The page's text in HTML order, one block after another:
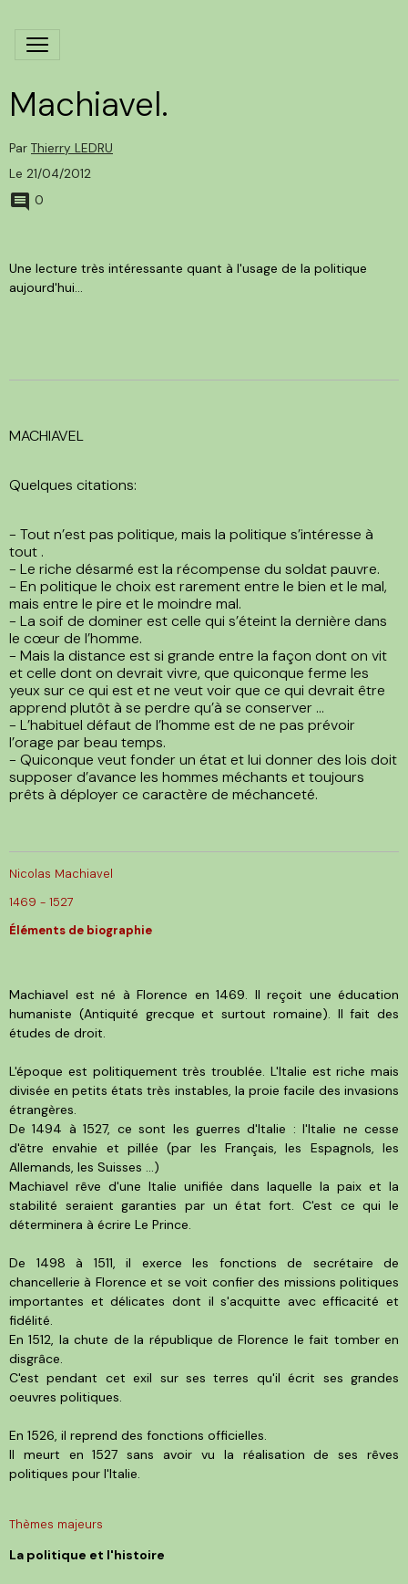
Machiavel.
Par Thierry LEDRU
Le 21/04/2012
0
Une lecture très intéressante quant à l'usage de la politique
aujourd'hui...
MACHIAVEL
Quelques citations:
- Tout n’est pas politique, mais la politique s’intéresse à
tout .
- Le riche désarmé est la récompense du soldat pauvre.
- En politique le choix est rarement entre le bien et le mal,
mais entre le pire et le moindre mal.
- La soif de dominer est celle qui s’éteint la dernière dans
le cœur de l’homme.
- Mais la distance est si grande entre la façon dont on vit
et celle dont on devrait vivre, que quiconque ferme les
yeux sur ce qui est et ne veut voir que ce qui devrait être
apprend plutôt à se perdre qu’à se conserver ...
- L’habituel défaut de l’homme est de ne pas prévoir
l’orage par beau temps.
- Quiconque veut fonder un état et lui donner des lois doit
supposer d’avance les hommes méchants et toujours
prêts à déployer ce caractère de méchanceté.
Nicolas Machiavel
1469 - 1527
Éléments de biographie
Machiavel est né à Florence en 1469. Il reçoit une éducation
humaniste (Antiquité grecque et surtout romaine). Il fait des
études de droit.
L'époque est politiquement très troublée. L'Italie est riche mais
divisée en petits états très instables, la proie facile des invasions
étrangères.
De 1494 à 1527, ce sont les guerres d'Italie : l'Italie ne cesse
d'être envahie et pillée (par les Français, les Espagnols, les
Allemands, les Suisses ...)
Machiavel rêve d'une Italie unifiée dans laquelle la paix et la
stabilité seraient garanties par un état fort. C'est ce qui le
déterminera à écrire Le Prince.
De 1498 à 1511, il exerce les fonctions de secrétaire de
chancellerie à Florence et se voit confier des missions politiques
importantes et délicates dont il s'acquitte avec efficacité et
fidélité.
En 1512, la chute de la république de Florence le fait tomber en
disgrâce.
C'est pendant cet exil sur ses terres qu'il écrit ses grandes
oeuvres politiques.
En 1526, il reprend des fonctions officielles.
Il meurt en 1527 sans avoir vu la réalisation de ses rêves
politiques pour l'Italie.
Thèmes majeurs
La politique et l'histoire